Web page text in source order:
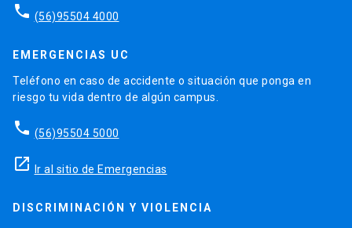
phone (56)95504 4000
EMERGENCIAS UC
Teléfono en caso de accidente o situación que ponga en
riesgo tu vida dentro de algún campus.
phone (56)95504 5000
launch Ir al sitio de Emergencias
DISCRIMINACIÓN Y VIOLENCIA